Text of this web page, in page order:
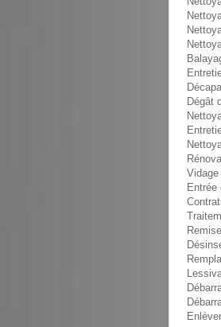
Dégât
Vidage
Entrée